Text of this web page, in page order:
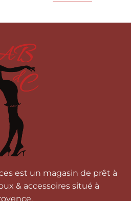
est un magasin de prêt à
& accessoires situé à